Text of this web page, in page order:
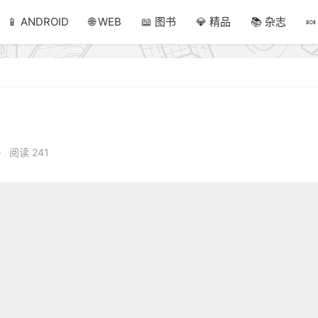
📱 ANDROID 🌐 WEB 📖 图书 💎 精品 📚 杂志
阅读 241